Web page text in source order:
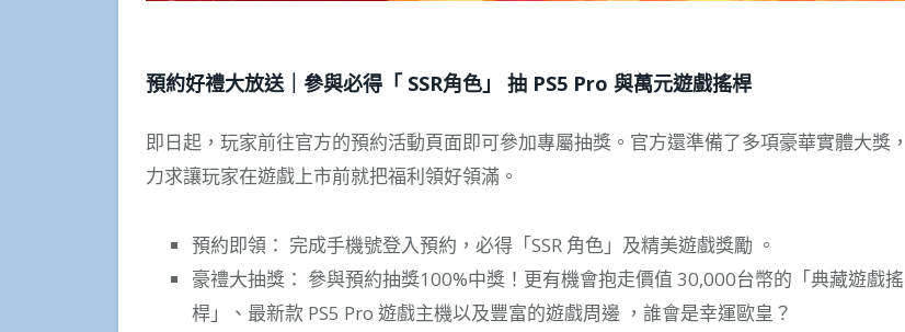
預約好禮大放送｜參與必得「 SSR角色」 抽 PS5 Pro 與萬元遊戲搖桿
即日起，玩家前往官方的預約活動頁面即可參加專屬抽獎。官方還準備了多項豪華實體大獎，
力求讓玩家在遊戲上市前就把福利領好領滿。
預約即領： 完成手機號登入預約，必得「SSR 角色」及精美遊戲獎勵 。
豪禮大抽獎： 參與預約抽獎100%中獎！更有機會抱走價值 30,000台幣的「典藏遊戲搖
桿」、最新款 PS5 Pro 遊戲主機以及豐富的遊戲周邊 ，誰會是幸運歐皇？